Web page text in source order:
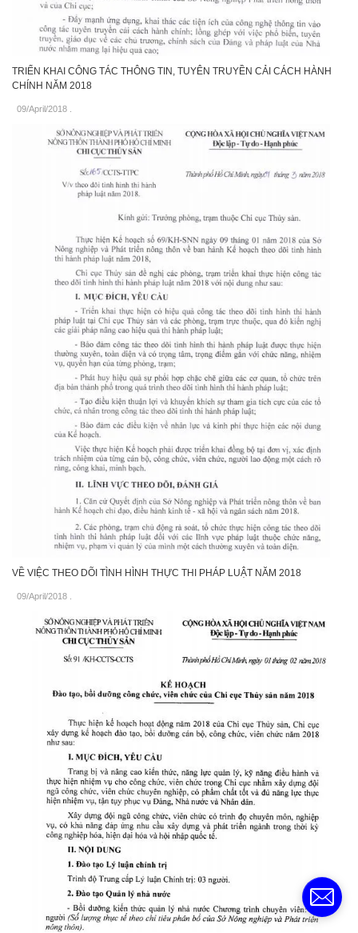
TRIỂN KHAI CÔNG TÁC THÔNG TIN, TUYÊN TRUYỀN CẢI CÁCH HÀNH
CHÍNH NĂM 2018
09/April/2018
VỀ VIỆC THEO DÕI TÌNH HÌNH THỰC THI PHÁP LUẬT NĂM 2018
09/April/2018